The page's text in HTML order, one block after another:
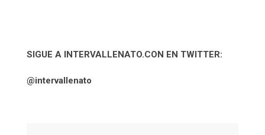
SIGUE A INTERVALLENATO.CON EN TWITTER:
@intervallenato